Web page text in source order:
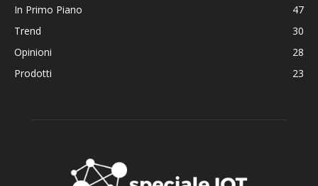
In Primo Piano
47
Trend
30
Opinioni
28
Prodotti
23